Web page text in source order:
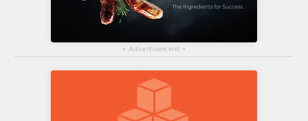
▴ Advertisement ▴